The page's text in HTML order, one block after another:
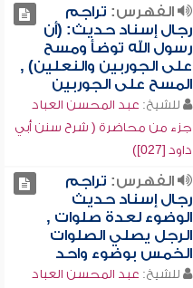
الفهرس: تراجم
رجال إسناد حديث: (أن
رسول الله توضأ ومسح
على الجوربين والنعلين) ,
المسح على الجوربين
للشيخ: عبد المحسن العباد
جزء من محاضرة ( شرح سنن أبي
داود [027])
الفهرس: تراجم
رجال إسناد حديث
الوضوء لعدة صلوات ,
الرجل يصلي الصلوات
الخمس بوضوء واحد
للشيخ: عبد المحسن العباد